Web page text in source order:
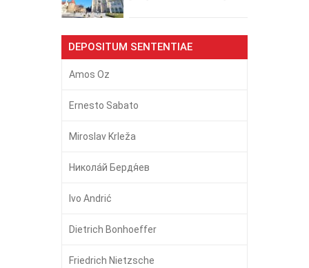
DEPOSITUM SENTENTIAE
Amos Oz
Ernesto Sabato
Miroslav Krleža
Никола́й Бердя́ев
Ivo Andrić
Dietrich Bonhoeffer
Friedrich Nietzsche